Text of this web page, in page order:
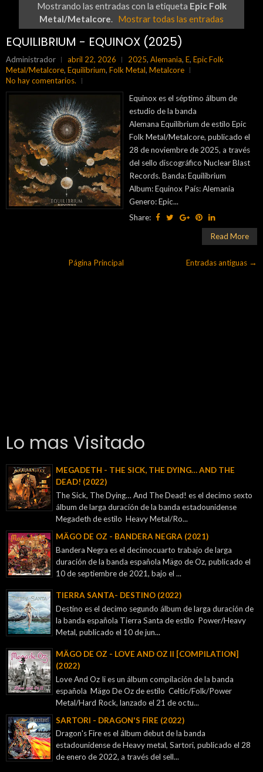
Mostrando las entradas con la etiqueta Epic Folk
Metal/Metalcore. Mostrar todas las entradas
EQUILIBRIUM - EQUINOX (2025)
Administrador abril 22, 2026 2025, Alemania, E, Epic Folk
Metal/Metalcore, Equilibrium, Folk Metal, Metalcore
No hay comentarios.
Equinox es el séptimo álbum de
estudio de la banda
Alemana Equilibrium de estilo Epic
Folk Metal/Metalcore, publicado el
28 de noviembre de 2025, a través
del sello discográfico Nuclear Blast
Records. Banda: Equilibrium
Album: Equinox País: Alemania
Genero: Epic...
Share:
Read More
Entradas antiguas →
Página Principal
Lo mas Visitado
MEGADETH - THE SICK, THE DYING… AND THE
DEAD! (2022)
The Sick, The Dying… And The Dead! es el decimo sexto
álbum de larga duración de la banda estadounidense
Megadeth de estilo Heavy Metal/Ro...
MÄGO DE OZ - BANDERA NEGRA (2021)
Bandera Negra es el decimocuarto trabajo de larga
duración de la banda española Mägo de Oz, publicado el
10 de septiembre de 2021, bajo el ...
TIERRA SANTA- DESTINO (2022)
Destino es el decimo segundo álbum de larga duración de
la banda española Tierra Santa de estilo Power/Heavy
Metal, publicado el 10 de jun...
MÄGO DE OZ - LOVE AND OZ II [COMPILATION]
(2022)
Love And Oz Ii es un álbum compilación de la banda
española Mägo De Oz de estilo Celtic/Folk/Power
Metal/Hard Rock, lanzado el 21 de octu...
SARTORI - DRAGON'S FIRE (2022)
Dragon's Fire es el álbum debut de la banda
estadounidense de Heavy metal, Sartori, publicado el 28
de enero de 2022, a través del sell...